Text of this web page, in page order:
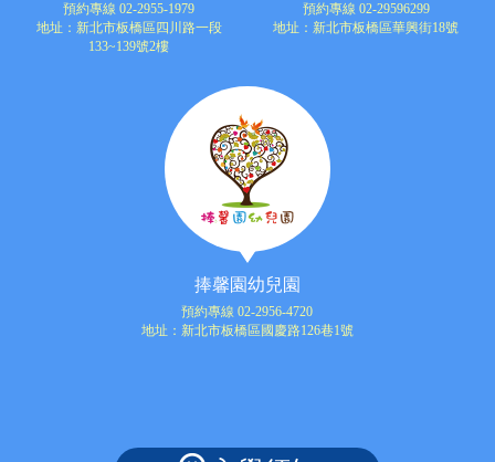
預約專線 02-2955-1979
地址：新北市板橋區四川路一段
133~139號2樓
預約專線 02-29596299
地址：新北市板橋區華興街18號
捧馨園幼兒園
預約專線 02-2956-4720
地址：新北市板橋區國慶路126巷1號